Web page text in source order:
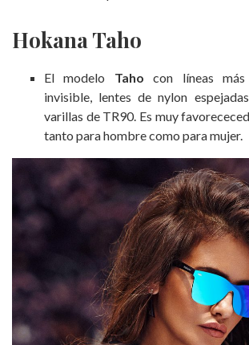
Hokana Taho
El modelo Taho con líneas
invisible, lentes de nylon
varillas de TR90. Es muy
tanto para hombre como para mujer.